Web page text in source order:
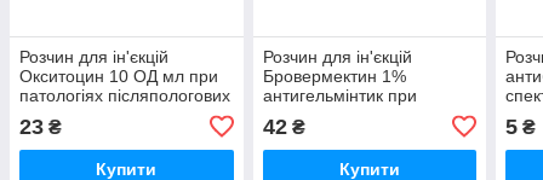
Розчин для ін'єкцій
Окситоцин 10 ОД мл при
патологіях післяпологових
Бровафарма
23 ₴
Купити
Розчин для ін'єкцій
Бровермектин 1%
антигельмінтик при
ектопаразитами тварин і
птахів 10 мл Бровафарма
42₴
Купити
5 ₴